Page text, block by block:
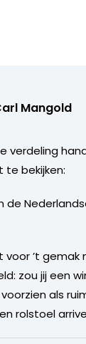
Mangold
verdeling
te bekijken:
de
voor ’t
zou jij een
als
rolstoel